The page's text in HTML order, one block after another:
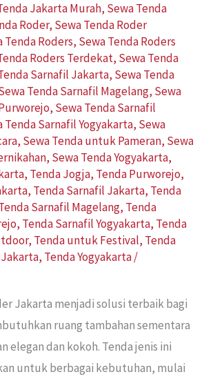
Jakarta Murah, Sewa Tenda
Roder, Sewa Tenda Roder
Tenda Roders, Sewa Tenda Roders
Roders Terdekat, Sewa Tenda
Sarnafil Jakarta, Sewa Tenda
Tenda Sarnafil Magelang, Sewa
, Sewa Tenda Sarnafil
Tenda Sarnafil Yogyakarta, Sewa
, Sewa Tenda untuk Pameran, Sewa
, Sewa Tenda Yogyakarta,
, Tenda Jogja, Tenda Purworejo,
, Tenda Sarnafil Jakarta, Tenda
Sarnafil Magelang, Tenda
, Tenda Sarnafil Yogyakarta, Tenda
, Tenda untuk Festival, Tenda
, Tenda Yogyakarta/
Jakarta menjadi solusi terbaik bagi
ruang tambahan sementara
elegan dan kokoh. Tenda jenis ini
untuk berbagai kebutuhan, mulai